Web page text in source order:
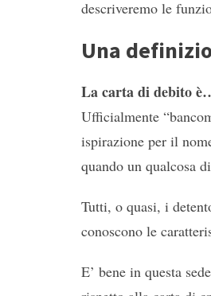
descriveremo le
Una
La carta di debito
Ufficialmente
ispirazione per il
quando un qualcosa
Tutti, o quasi, i
conoscono le
E’ bene in questa